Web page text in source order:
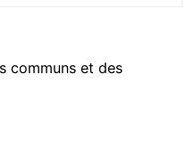
communs et des